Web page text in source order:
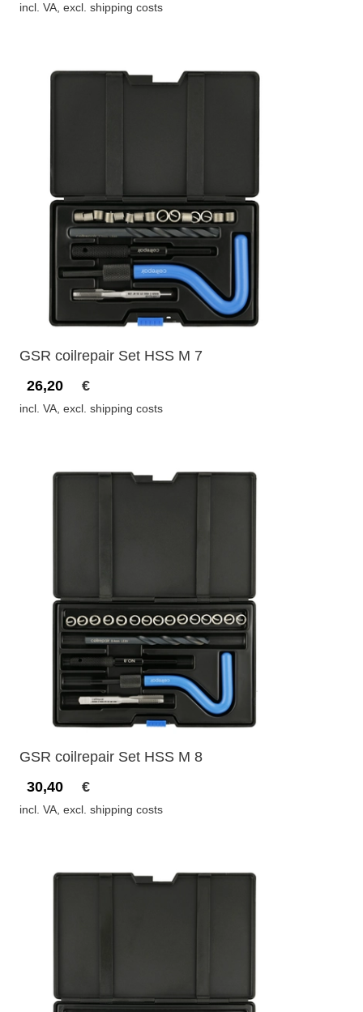
incl. VA, excl. shipping costs
GSR coilrepair Set HSS M 7
26,20
€
incl. VA, excl. shipping costs
GSR coilrepair Set HSS M 8
30,40
€
incl. VA, excl. shipping costs